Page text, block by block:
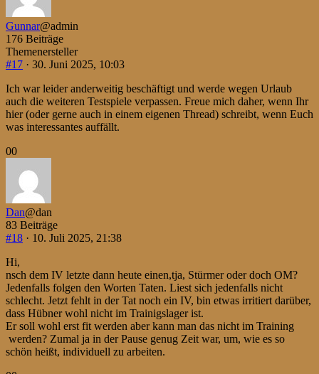
Gunnar@admin
176 Beiträge
Themenersteller
#17 · 30. Juni 2025, 10:03
Ich war leider anderweitig beschäftigt und werde wegen Urlaub
auch die weiteren Testspiele verpassen. Freue mich daher, wenn Ihr
hier (oder gerne auch in einem eigenen Thread) schreibt, wenn Euch
was interessantes auffällt.
Anklicken
Daumen
nach
unten.
0Anklicken
Daumen
nach
oben.
0
Dan@dan
83 Beiträge
#18 · 10. Juli 2025, 21:38
Hi,
nsch dem IV letzte dann heute einen,tja, Stürmer oder doch OM?
Jedenfalls folgen den Worten Taten. Liest sich jedenfalls nicht
schlecht. Jetzt fehlt in der Tat noch ein IV, bin etwas irritiert darüber,
dass Hübner wohl nicht im Trainigslager ist.
Er soll wohl erst fit werden aber kann man das nicht im Training
werden? Zumal ja in der Pause genug Zeit war, um, wie es so
schön heißt, individuell zu arbeiten.